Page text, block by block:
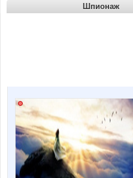
Шпионаж